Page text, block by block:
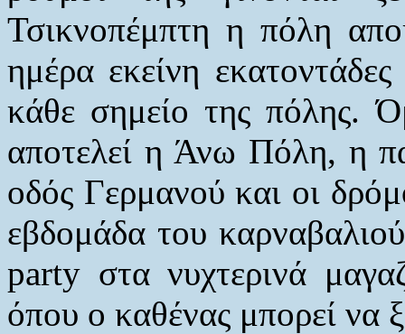
Τσικνοπέμπτη η πόλη
ημέρα εκείνη
κάθε σημείο της πόλης.
αποτελεί η Άνω Πόλη, η
οδός Γερμανού και οι
εβδομάδα του
party στα νυχτερινά
όπου ο καθένας μπορεί να